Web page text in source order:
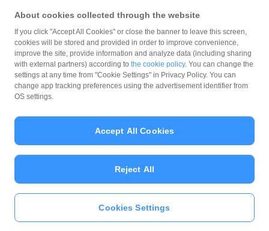
PayPayアプリをダウンロ
ード＞＞
反社会的勢力に対する方針
勧誘方針
マネロン等基本方針
カスタマーハラスメントに関する当社の考え方
© PayPay Corporation
About cookies collected through the website
If you click "Accept All Cookies" or close the banner to leave this screen,
cookies will be stored and provided in order to improve convenience,
improve the site, provide information and analyze data (including sharing
with external partners) according to the cookie policy. You can change the
settings at any time from "Cookie Settings" in Privacy Policy. You can
change app tracking preferences using the advertisement identifier from
OS settings.
Cookies Settings
Reject All
Accept All Cookies